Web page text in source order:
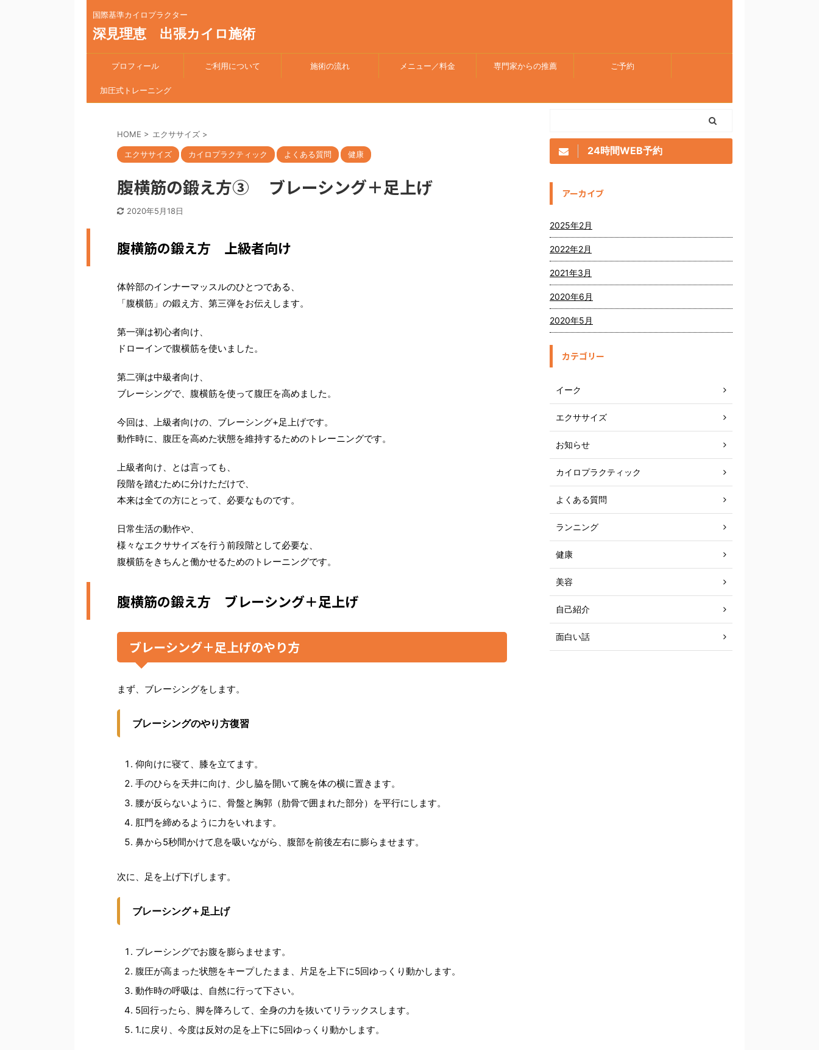
国際基準カイロプラクター
深見理恵 出張カイロ施術
プロフィール ご利用について 施術の流れ メニュー／料金 専門家からの推薦 ご予約
加圧式トレーニング
HOME > エクササイズ >
エクササイズ カイロプラクティック よくある質問 健康
腹横筋の鍛え方③ ブレーシング＋足上げ
2020年5月18日
腹横筋の鍛え方 上級者向け
体幹部のインナーマッスルのひとつである、
「腹横筋」の鍛え方、第三弾をお伝えします。
第一弾は初心者向け、
ドローインで腹横筋を使いました。
第二弾は中級者向け、
ブレーシングで、腹横筋を使って腹圧を高めました。
今回は、上級者向けの、ブレーシング+足上げです。
動作時に、腹圧を高めた状態を維持するためのトレーニングです。
上級者向け、とは言っても、
段階を踏むために分けただけで、
本来は全ての方にとって、必要なものです。
日常生活の動作や、
様々なエクササイズを行う前段階として必要な、
腹横筋をきちんと働かせるためのトレーニングです。
腹横筋の鍛え方 ブレーシング＋足上げ
ブレーシング＋足上げのやり方
まず、ブレーシングをします。
ブレーシングのやり方復習
仰向けに寝て、膝を立てます。
手のひらを天井に向け、少し脇を開いて腕を体の横に置きます。
腰が反らないように、骨盤と胸郭（肋骨で囲まれた部分）を平行にします。
肛門を締めるように力をいれます。
鼻から5秒間かけて息を吸いながら、腹部を前後左右に膨らませます。
次に、足を上げ下げします。
ブレーシング＋足上げ
ブレーシングでお腹を膨らませます。
腹圧が高まった状態をキープしたまま、片足を上下に5回ゆっくり動かします。
動作時の呼吸は、自然に行って下さい。
5回行ったら、脚を降ろして、全身の力を抜いてリラックスします。
1.に戻り、今度は反対の足を上下に5回ゆっくり動かします。
24時間WEB予約
アーカイブ
2025年2月
2022年2月
2021年3月
2020年6月
2020年5月
カテゴリー
イーク
エクササイズ
お知らせ
カイロプラクティック
よくある質問
ランニング
健康
美容
自己紹介
面白い話